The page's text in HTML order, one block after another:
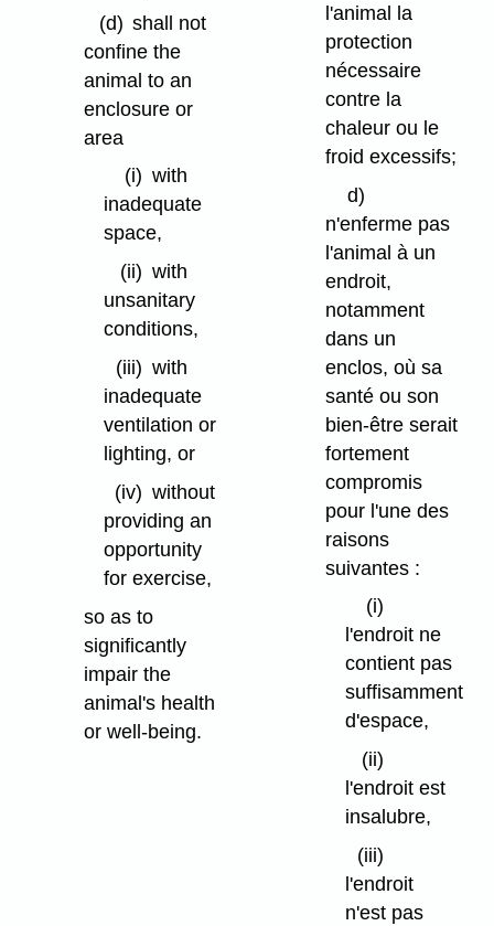
(d) shall not
confine the
animal to an
enclosure or
area
(i) with
inadequate
space,
(ii) with
unsanitary
conditions,
(iii) with
inadequate
ventilation or
lighting, or
(iv) without
providing an
opportunity
for exercise,
so as to
significantly
impair the
animal's health
or well-being.
l'animal la
protection
nécessaire
contre la
chaleur ou le
froid excessifs;
d)
n'enferme pas
l'animal à un
endroit,
notamment
dans un
enclos, où sa
santé ou son
bien-être serait
fortement
compromis
pour l'une des
raisons
suivantes :
(i)
l'endroit ne
contient pas
suffisamment
d'espace,
(ii)
l'endroit est
insalubre,
(iii)
l'endroit
n'est pas